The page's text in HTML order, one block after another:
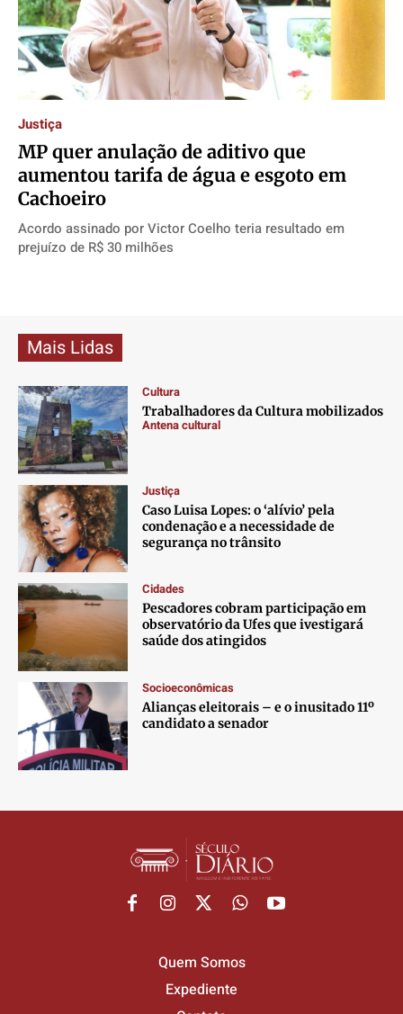
Justiça
MP quer anulação de aditivo que
aumentou tarifa de água e esgoto em
Cachoeiro
Acordo assinado por Victor Coelho teria resultado em
prejuízo de R$ 30 milhões
Mais Lidas
Cultura
Trabalhadores da Cultura mobilizados
Antena cultural
Justiça
Caso Luisa Lopes: o ‘alívio’ pela
condenação e a necessidade de
segurança no trânsito
Cidades
Pescadores cobram participação em
observatório da Ufes que ivestigará
saúde dos atingidos
Socioeconômicas
Alianças eleitorais – e o inusitado 11º
candidato a senador
Quem Somos
Expediente